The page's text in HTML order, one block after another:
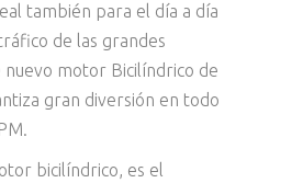
también para el día a día
de las grandes
nuevo motor Bicilíndrico de
gran diversión en todo
bicilíndrico, es el